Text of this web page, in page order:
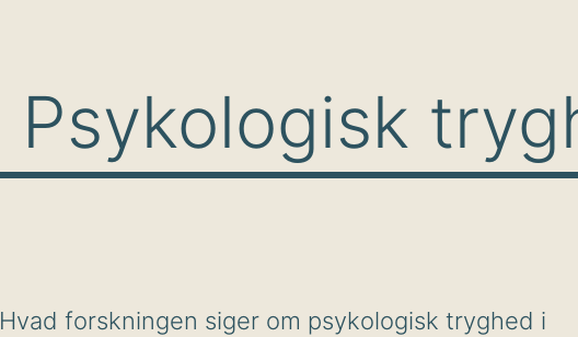
Psykologisk
Hvad forskningen siger om psykologisk tryghed i